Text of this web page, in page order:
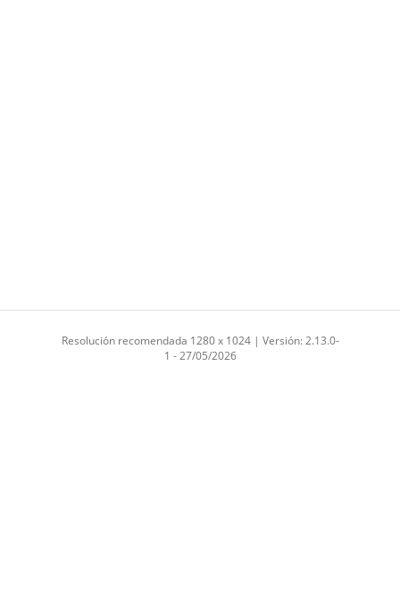
Resolución recomendada 1280 x 1024 | Versión: 2.13.0-
1 - 27/05/2026